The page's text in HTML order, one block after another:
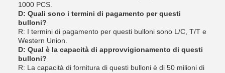
1000 PCS.
D: Quali sono i termini di pagamento per questi
bulloni?
R: I termini di pagamento per questi bulloni sono L/C, T/T e
Western Union.
D: Qual è la capacità di approvvigionamento di questi
bulloni?
R: La capacità di fornitura di questi bulloni è di 50 milioni di